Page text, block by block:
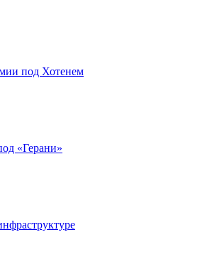
под Хотенем
«Герани»